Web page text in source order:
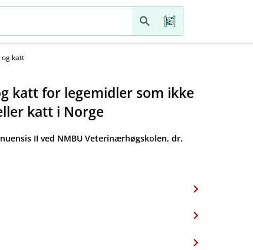
og katt
katt for legemidler som ikke
katt i Norge
II ved NMBU Veterinærhøgskolen, dr.